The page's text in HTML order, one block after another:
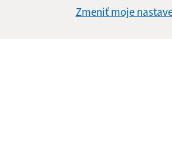
Zmeniť moje